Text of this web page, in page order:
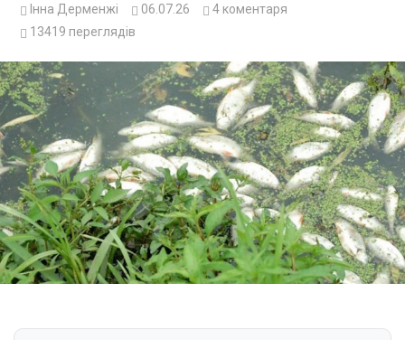
Інна Дерменжі 06.07.26 4 коментаря
13419 переглядів